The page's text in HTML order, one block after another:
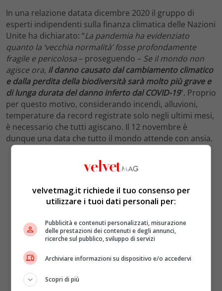
In una relazione datata dicembre 2020 il gruppo di
esperti indipendenti sulla finanza climatica delle Nazioni
Unite ha dichiarato: “La pandemia ha evidenziato
quanto la ‘vecchia normalità’ fosse profondamente
fragile e pericolosa– proseguendo – Se il mondo non
agisce ora, il danno causato dal cambiamento climatico
e dalla perdita della biodiversità sarà molto più grave e
di lunga durata del danno inferto dal COVID-19“. Proprio
per questo motivo, considerando incendi, alluvioni,
temperature da record registrate solo negli ultimi mesi,
è necessario che tutti agiscano. Il 12 novembre è
dunque una data che tutto il mondo attende con ansia.
velvetmag.it richiede il tuo consenso per
utilizzare i tuoi dati personali per:
Pubblicità e contenuti personalizzati, misurazione
delle prestazioni dei contenuti e degli annunci,
ricerche sul pubblico, sviluppo di servizi
Archiviare informazioni su dispositivo e/o accedervi
Scopri di più